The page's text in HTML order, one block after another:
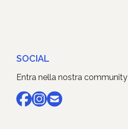
SOCIAL
Entra nella nostra community